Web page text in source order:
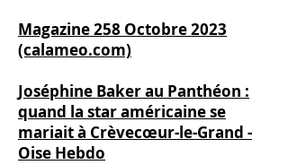
Magazine 258 Octobre 2023
(calameo.com)
Joséphine Baker au Panthéon :
quand la star américaine se
mariait à Crèvecœur-le-Grand -
Oise Hebdo